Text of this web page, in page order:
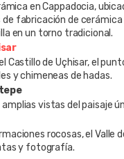
en Cappadocia,
fabricación de
en un torno tradicional.
Castillo de Uçhisar, el
y chimeneas de hadas.
vistas del paisaje
rocosas, el Valle
y fotografía.